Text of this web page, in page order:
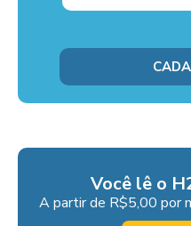
Você lê o
A partir de R$5,00 por